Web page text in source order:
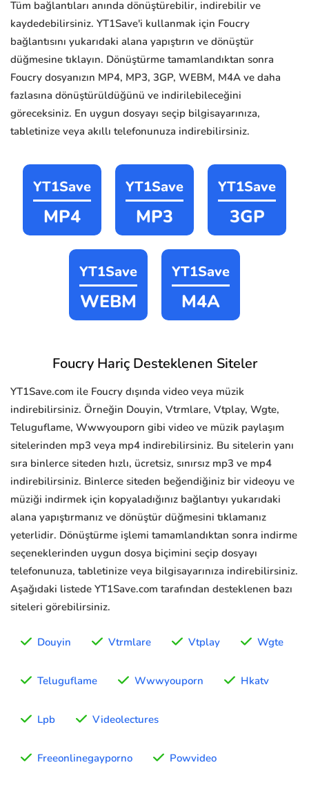
Tüm bağlantıları anında dönüştürebilir, indirebilir ve
kaydedebilirsiniz. YT1Save'i kullanmak için Foucry
bağlantısını yukarıdaki alana yapıştırın ve dönüştür
düğmesine tıklayın. Dönüştürme tamamlandıktan sonra
Foucry dosyanızın MP4, MP3, 3GP, WEBM, M4A ve daha
fazlasına dönüştürüldüğünü ve indirilebileceğini
göreceksiniz. En uygun dosyayı seçip bilgisayarınıza,
tabletinize veya akıllı telefonunuza indirebilirsiniz.
YT1Save
MP4
YT1Save
MP3
YT1Save
3GP
YT1Save
WEBM
YT1Save
M4A
Foucry Hariç Desteklenen Siteler
YT1Save.com ile Foucry dışında video veya müzik
indirebilirsiniz. Örneğin Douyin, Vtrmlare, Vtplay, Wgte,
Teluguflame, Wwwyouporn gibi video ve müzik paylaşım
sitelerinden mp3 veya mp4 indirebilirsiniz. Bu sitelerin yanı
sıra binlerce siteden hızlı, ücretsiz, sınırsız mp3 ve mp4
indirebilirsiniz. Binlerce siteden beğendiğiniz bir videoyu ve
müziği indirmek için kopyaladığınız bağlantıyı yukarıdaki
alana yapıştırmanız ve dönüştür düğmesini tıklamanız
yeterlidir. Dönüştürme işlemi tamamlandıktan sonra indirme
seçeneklerinden uygun dosya biçimini seçip dosyayı
telefonunuza, tabletinize veya bilgisayarınıza indirebilirsiniz.
Aşağıdaki listede YT1Save.com tarafından desteklenen bazı
siteleri görebilirsiniz.
Douyin Vtrmlare Vtplay Wgte
Teluguflame Wwwyouporn Hkatv
Lpb Videolectures
Freeonlinegayporno Powvideo